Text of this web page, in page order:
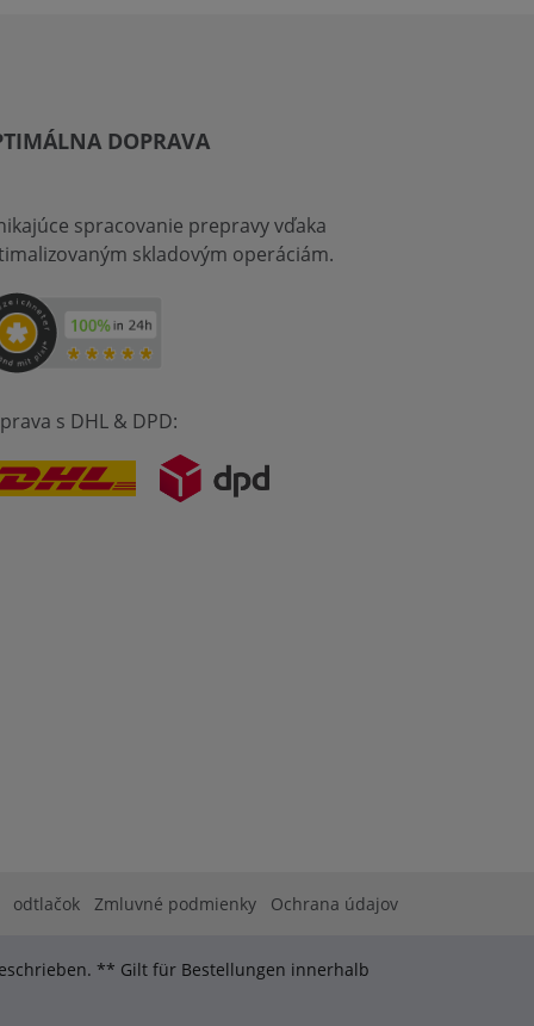
DOPRAVA
spracovanie prepravy vďaka
skladovým operáciám.
s DHL & DPD:
odtlačok Zmluvné podmienky Ochrana údajov
** Gilt für Bestellungen innerhalb